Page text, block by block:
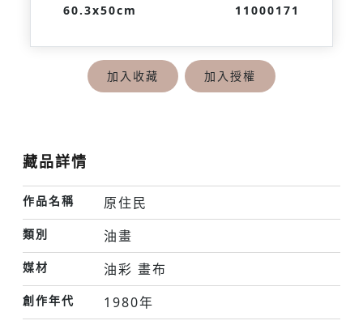
60.3x50cm
11000171
加入收藏 加入授權
藏品詳情
作品名稱 原住民
類別 油畫
媒材 油彩 畫布
創作年代 1980年